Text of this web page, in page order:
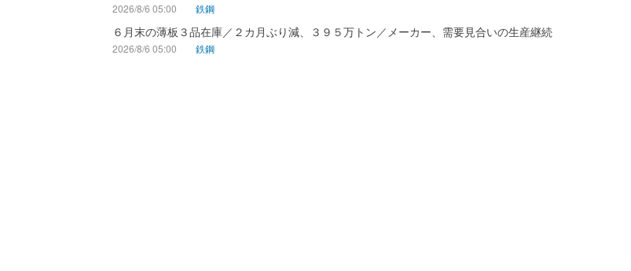
2026/8/6 05:00 鉄鋼
６月末の薄板３品在庫／２カ月ぶり減、３９５万トン／メーカー、需要見合いの生産継続
2026/8/6 05:00 鉄鋼